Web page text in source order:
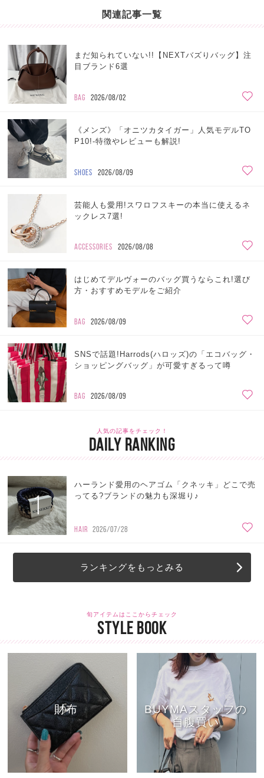
関連記事一覧
まだ知られていない!!【NEXTバズりバッグ】注
目ブランド6選
BAG 2026/08/02
《メンズ》「オニツカタイガー」人気モデルTO
P10!-特徴やレビューも解説!
SHOES 2026/08/09
芸能人も愛用!スワロフスキーの本当に使えるネ
ックレス7選!
ACCESSORIES 2026/08/08
はじめてデルヴォーのバッグ買うならこれ!選び
方・おすすめモデルをご紹介
BAG 2026/08/09
SNSで話題!Harrods(ハロッズ)の「エコバッグ・
ショッピングバッグ」が可愛すぎるって噂
BAG 2026/08/09
人気の記事をチェック！
DAILY RANKING
1
ハーランド愛用のヘアゴム「クネッキ」どこで売
ってる?ブランドの魅力も深堀り♪
HAIR 2026/07/28
ランキングをもっとみる
旬アイテムはここからチェック
STYLE BOOK
財布
BUYMAスタッフの
自腹買い